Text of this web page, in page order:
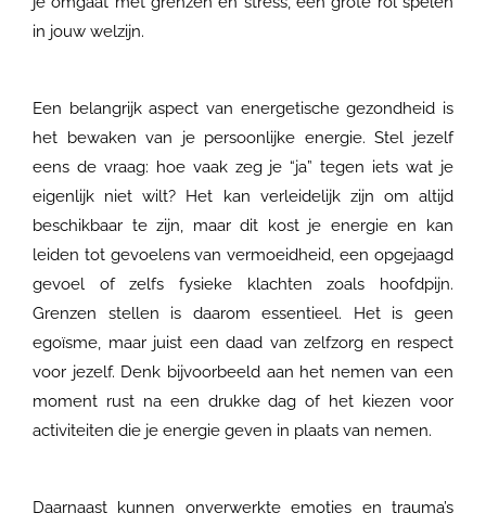
in jouw welzijn.
Een belangrijk aspect van energetische gezondheid is
het bewaken van je persoonlijke energie. Stel jezelf
eens de vraag: hoe vaak zeg je “ja” tegen iets wat je
eigenlijk niet wilt? Het kan verleidelijk zijn om altijd
beschikbaar te zijn, maar dit kost je energie en kan
leiden tot gevoelens van vermoeidheid, een opgejaagd
gevoel of zelfs fysieke klachten zoals hoofdpijn.
Grenzen stellen is daarom essentieel. Het is geen
egoïsme, maar juist een daad van zelfzorg en respect
voor jezelf. Denk bijvoorbeeld aan het nemen van een
moment rust na een drukke dag of het kiezen voor
activiteiten die je energie geven in plaats van nemen.
Daarnaast kunnen onverwerkte emoties en trauma’s